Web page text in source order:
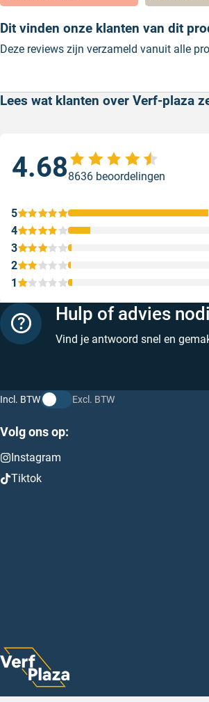
Dit vinden onze klanten van dit
Deze reviews zijn verzameld vanuit alle
Lees wat klanten over Verf-plaza
4.688636 beoordelingen
1
2
3
4
5
Hulp of advies
Vind je antwoord snel en
Incl. BTW Excl. BTW
Volg ons op:
Instagram
Tiktok